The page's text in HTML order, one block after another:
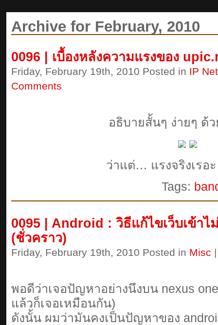
Archive for February, 2010
0096 | เบื้องหลังความแรงของ
Friday, February 19th, 2010 Posted in IP
Comments
อธิบายสั้นๆ ง่ายๆ ด้
ว่าแต่… แรงจริงเรอ
Tags:
0095 | Android : วิธีแก้ไขเว็บเข้าไ
(ชั่วคราว)
Friday, February 19th, 2010 Posted in Misc
พอดีว่าเจอปัญหาอย่างนึงบน nexus
แล้วก็เจอเหมือนกัน)
ดังนั้น ผมว่ามันคงเป็นปัญหาของ